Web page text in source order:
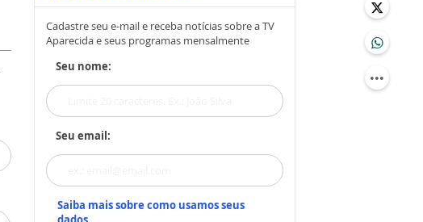
Cadastre seu e-mail e receba notícias sobre a TV
Aparecida e seus programas mensalmente
Seu nome:
Seu email:
Saiba mais sobre como usamos seus